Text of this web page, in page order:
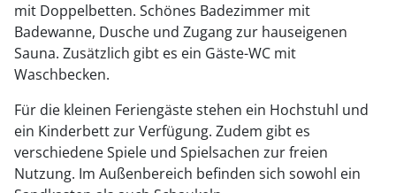
mit Doppelbetten. Schönes Badezimmer mit
Badewanne, Dusche und Zugang zur hauseigenen
Sauna. Zusätzlich gibt es ein Gäste-WC mit
Waschbecken.
Für die kleinen Feriengäste stehen ein Hochstuhl und
ein Kinderbett zur Verfügung. Zudem gibt es
verschiedene Spiele und Spielsachen zur freien
Nutzung. Im Außenbereich befinden sich sowohl ein